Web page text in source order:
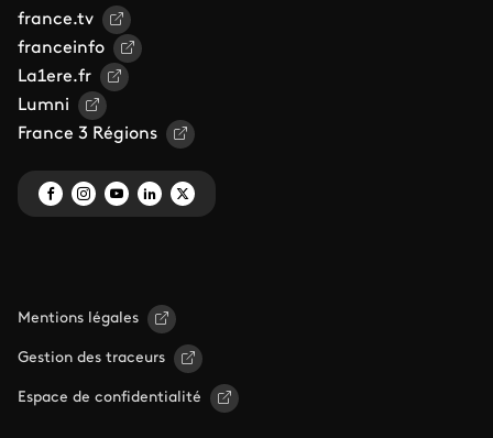
france.tv
franceinfo
La1ere.fr
Lumni
France 3 Régions
Mentions légales
Gestion des traceurs
Espace de confidentialité